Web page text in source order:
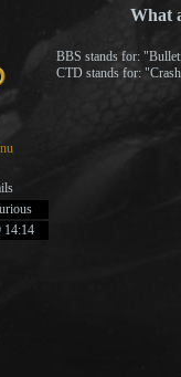
What
14:14
BBS stands for:
CTD stands for: